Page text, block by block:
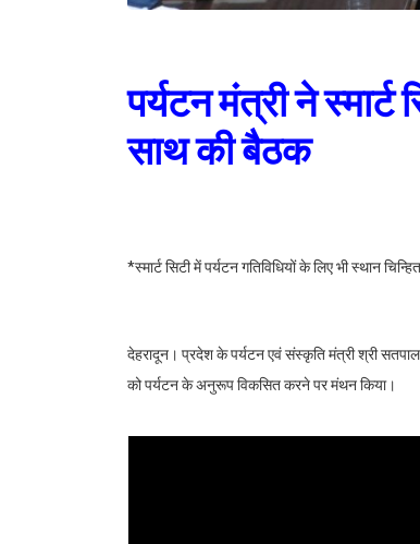
पर्यटन मंत्री ने
साथ की बैठक
*स्मार्ट सिटी में पर्यटन गतिविधियों के लिए भी स्थान
देहरादून। प्रदेश के पर्यटन एवं संस्कृति मंत्री श्री सतपाल
को पर्यटन के अनुरूप विकसित करने पर मंथन किया।